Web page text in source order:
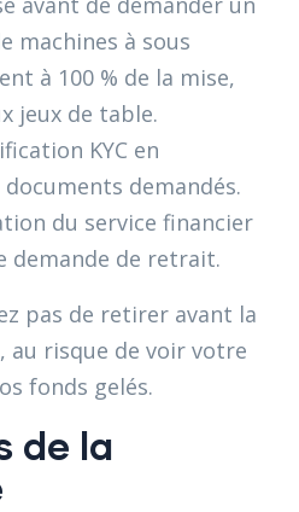
machines à sous
à 100 % de la mise,
jeux de table.
KYC en
demandés.
du service financier
demande de retrait.
pas de retirer avant la
au risque de voir votre
fonds gelés.
de la